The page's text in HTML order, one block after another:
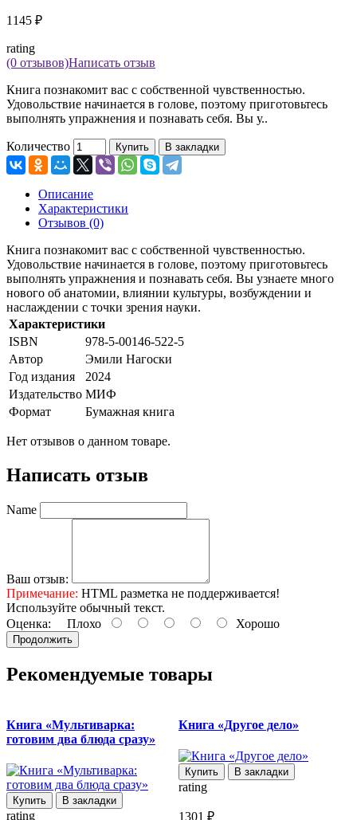
1145 ₽
rating
(0 отзывов)Написать отзыв
Книга познакомит вас с собственной чувственностью.
Удовольствие начинается в голове, поэтому приготовьтесь
выполнять упражнения и познавать себя. Вы у..
Количество Купить В закладки
Описание
Характеристики
Отзывов (0)
Книга познакомит вас с собственной чувственностью.
Удовольствие начинается в голове, поэтому приготовьтесь
выполнять упражнения и познавать себя. Вы узнаете много
нового об анатомии, влиянии культуры, возбуждении и
наслаждении с точки зрения науки.
Характеристики
ISBN
978-5-00146-522-5
Автор
Эмили Нагоски
Год издания
2024
Издательство МИФ
Формат
Бумажная книга
Нет отзывов о данном товаре.
Написать отзыв
Name
Ваш отзыв:
Примечание: HTML разметка не поддерживается!
Используйте обычный текст.
Оценка: Плохо Хорошо
Продолжить
Рекомендуемые товары
Книга «Мультиварка:
готовим два блюда сразу»
Купить В закладки
rating
Книга «Другое дело»
Купить В закладки
rating
1301 ₽